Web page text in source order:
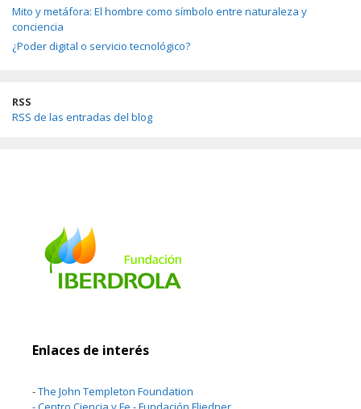
Mito y metáfora: El hombre como símbolo entre naturaleza y
conciencia
¿Poder digital o servicio tecnológico?
RSS
RSS de las entradas del blog
Enlaces de interés
-The John Templeton Foundation